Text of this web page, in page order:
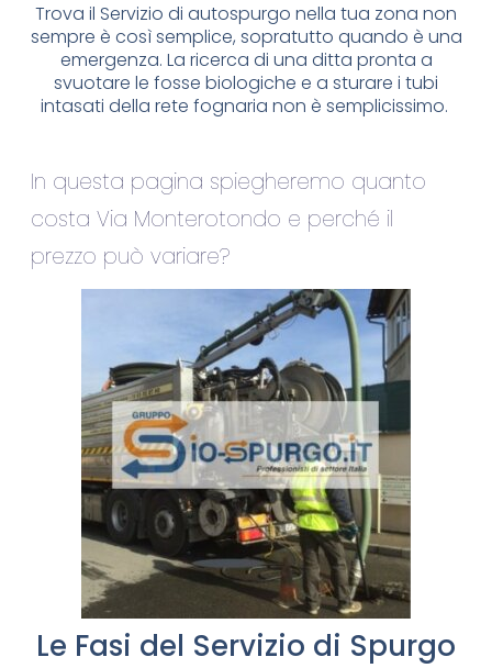
Trova il Servizio di autospurgo nella tua zona non
sempre è così semplice, sopratutto quando è una
emergenza. La ricerca di una ditta pronta a
svuotare le fosse biologiche e a sturare i tubi
intasati della rete fognaria non è semplicissimo.
In questa pagina spiegheremo quanto
costa Via Monterotondo e perché il
prezzo può variare?
Le Fasi del Servizio di Spurgo